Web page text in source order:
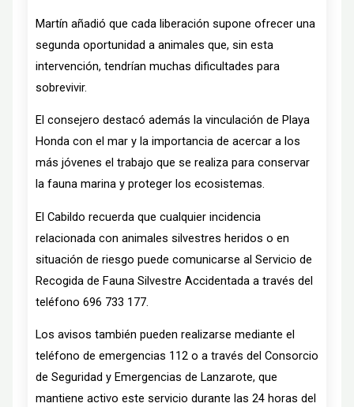
Martín añadió que cada liberación supone ofrecer una
segunda oportunidad a animales que, sin esta
intervención, tendrían muchas dificultades para
sobrevivir.
El consejero destacó además la vinculación de Playa
Honda con el mar y la importancia de acercar a los
más jóvenes el trabajo que se realiza para conservar
la fauna marina y proteger los ecosistemas.
El Cabildo recuerda que cualquier incidencia
relacionada con animales silvestres heridos o en
situación de riesgo puede comunicarse al Servicio de
Recogida de Fauna Silvestre Accidentada a través del
teléfono 696 733 177.
Los avisos también pueden realizarse mediante el
teléfono de emergencias 112 o a través del Consorcio
de Seguridad y Emergencias de Lanzarote, que
mantiene activo este servicio durante las 24 horas del